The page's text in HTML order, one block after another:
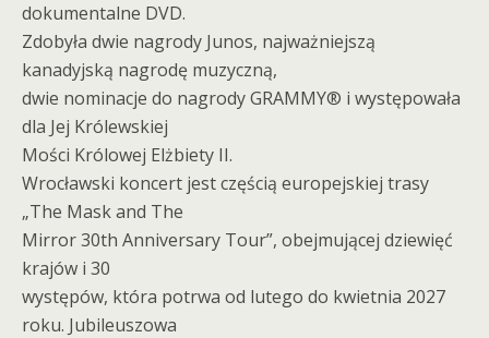
dokumentalne DVD.
Zdobyła dwie nagrody Junos, najważniejszą
kanadyjską nagrodę muzyczną,
dwie nominacje do nagrody GRAMMY® i występowała
dla Jej Królewskiej
Mości Królowej Elżbiety II.
Wrocławski koncert jest częścią europejskiej trasy
„The Mask and The
Mirror 30th Anniversary Tour”, obejmującej dziewięć
krajów i 30
występów, która potrwa od lutego do kwietnia 2027
roku. Jubileuszowa